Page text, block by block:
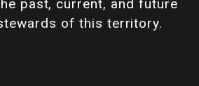
past, current, and future
of this territory.